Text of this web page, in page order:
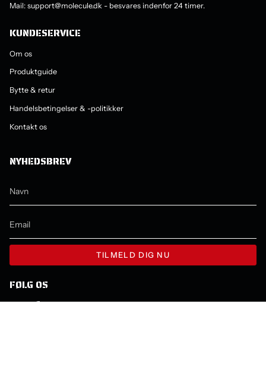
Mail: support@molecule.dk - besvares indenfor 24 timer.
KUNDESERVICE
Om os
Produktguide
Bytte & retur
Handelsbetingelser & -politikker
Kontakt os
NYHEDSBREV
TILMELD DIG NU
FØLG OS
InstagramFacebookYouTube